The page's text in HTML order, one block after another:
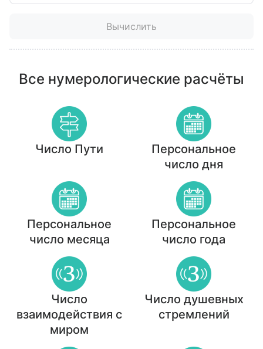
Вычислить
Все нумерологические расчёты
Число Пути
Персональное
число дня
Персональное
число месяца
Персональное
число года
Число
взаимодействия с
миром
Число душевных
стремлений